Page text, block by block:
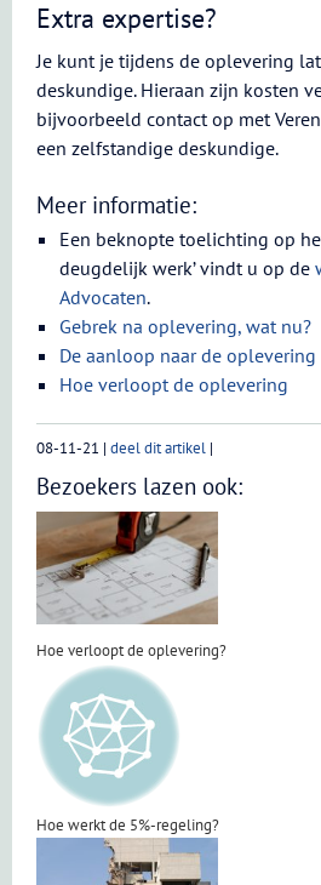
Extra expertise?
Je kunt je tijdens de oplevering
deskundige. Hieraan zijn kosten
bijvoorbeeld contact op met
een zelfstandige deskundige.
Meer informatie:
Een beknopte toelichting op
deugdelijk werk’ vindt u op de
Advocaten.
Gebrek na oplevering, wat nu?
De aanloop naar de oplevering
Hoe verloopt de oplevering
08-11-21 | deel dit artikel |
Bezoekers lazen ook:
Hoe verloopt de oplevering?
Hoe werkt de 5%-regeling?